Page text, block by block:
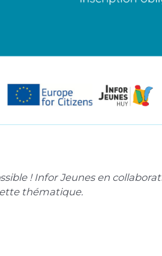
! Infor Jeunes en
thématique.